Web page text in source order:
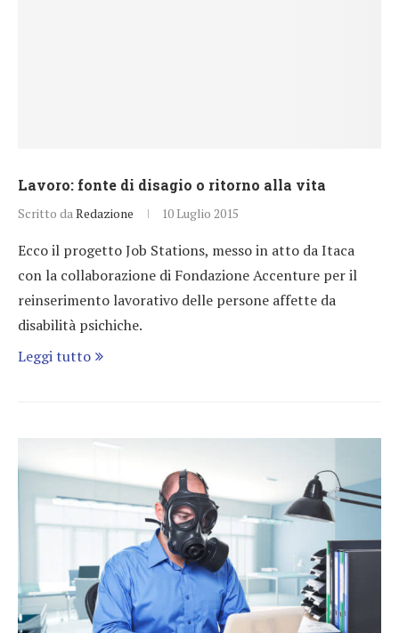
Lavoro: fonte di disagio o ritorno alla vita
Scritto da Redazione 10 Luglio 2015
Ecco il progetto Job Stations, messo in atto da Itaca
con la collaborazione di Fondazione Accenture per il
reinserimento lavorativo delle persone affette da
disabilità psichiche.
Leggi tutto